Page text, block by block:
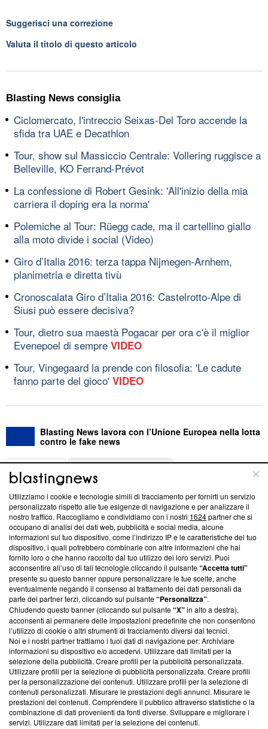
Suggerisci una correzione
Valuta il titolo di questo articolo
Blasting News consiglia
Ciclomercato, l'intreccio Seixas-Del Toro accende la
sfida tra UAE e Decathlon
Tour, show sul Massiccio Centrale: Vollering ruggisce a
Belleville, KO Ferrand-Prévot
La confessione di Robert Gesink: 'All'inizio della mia
carriera il doping era la norma'
Polemiche al Tour: Rüegg cade, ma il cartellino giallo
alla moto divide i social (Video)
Giro d’Italia 2016: terza tappa Nijmegen-Arnhem,
planimetria e diretta tivù
Cronoscalata Giro d’Italia 2016: Castelrotto-Alpe di
Siusi può essere decisiva?
Tour, dietro sua maestà Pogacar per ora c'è il miglior
Evenepoel di sempre VIDEO
Tour, Vingegaard la prende con filosofia: 'Le cadute
fanno parte del gioco' VIDEO
Blasting News lavora con l’Unione Europea nella lotta
contro le fake news
ABOUT
Questa sezione offre informazioni trasparenti su Blasting
News, sui nostri processi editoriali e su come ci impegniamo a
creare news di qualità. Inoltre, afferma la nostra aderenza a
‘Trust Project - News with Integrity’Blasting News non è
ancora membro del programma, ma ha richiesto di farne
parte; Trust Project non ha ancora effettuato una verifica di
conformità agli standard.
Su di noi
Team editoriale
Corporate
Redazione
Informativa Privacy
Cookie Policy
Utilizziamo i cookie e tecnologie simili di tracciamento per fornirti un servizio
personalizzato rispetto alle tue esigenze di navigazione e per analizzare il
nostro traffico. Raccogliamo e condividiamo con i nostri 1624partner che si
occupano di analisi dei dati web, pubblicità e social media, alcune
informazioni sul tuo dispositivo, come l’indirizzo IP e le caratteristiche del tuo
dispositivo, i quali potrebbero combinarle con altre informazioni che hai
fornito loro o che hanno raccolto dal tuo utilizzo dei loro servizi. Puoi
acconsentire all’uso di tali tecnologie cliccando il pulsante“Accetta tutti”
presente su questo banner oppure personalizzare le tue scelte, anche
eventualmente negando il consenso al trattamento dei dati personali da
parte dei partner terzi, cliccando sul pulsante“Personalizza”.
Chiudendo questo banner (cliccando sul pulsante“X”in alto a destra),
acconsenti al permanere delle impostazioni predefinite che non consentono
l’utilizzo di cookie o altri strumenti di tracciamento diversi dai tecnici.
Noi e i nostri partner trattiamo i tuoi dati di navigazione per: Archiviare
informazioni su dispositivo e/o accedervi. Utilizzare dati limitati per la
selezione della pubblicità. Creare profili per la pubblicità personalizzata.
Utilizzare profili per la selezione di pubblicità personalizzata. Creare profili
per la personalizzazione dei contenuti. Utilizzare profili per la selezione di
contenuti personalizzati. Misurare le prestazioni degli annunci. Misurare le
prestazioni dei contenuti. Comprendere il pubblico attraverso statistiche o la
combinazione di dati provenienti da fonti diverse. Sviluppare e migliorare i
servizi. Utilizzare dati limitati per la selezione dei contenuti.